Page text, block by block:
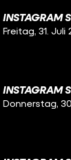
INSTAGRAM
Freitag, 31. Juli
INSTAGRAM
Donnerstag,